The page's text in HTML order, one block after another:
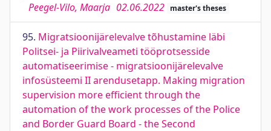
Peegel-Vilo, Maarja 02.06.2022 master's theses
95. Migratsioonijärelevalve tõhustamine läbi
Politsei- ja Piirivalveameti tööprotsesside
automatiseerimise - migratsioonijärelevalve
infosüsteemi II arendusetapp. Making migration
supervision more efficient through the
automation of the work processes of the Police
and Border Guard Board - the Second